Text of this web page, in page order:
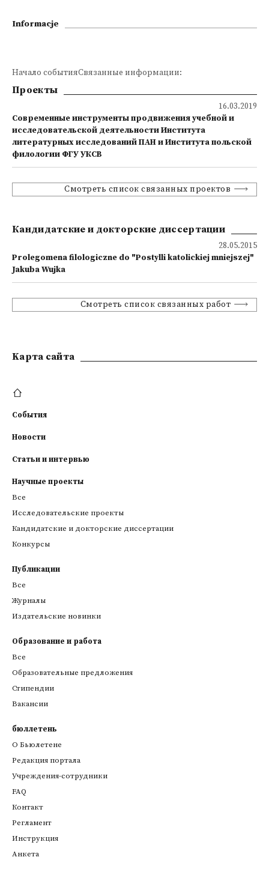
Informacje
Начало событияСвязанные информации:
Проекты
16.03.2019
Современные инструменты продвижения учебной и
исследовательской деятельности Института
литературных исследований ПАН и Института польской
филологии ФГУ УКСВ
Смотреть список связанных проектов
Кандидатские и докторские диссертации
28.05.2015
Prolegomena filologiczne do "Postylli katolickiej mniejszej"
Jakuba Wujka
Смотреть список связанных работ
Kарта сайта
События
Новости
Статьи и интервью
Научные проекты
Все
Исследовательские проекты
Кандидатские и докторские диссертации
Конкурсы
Публикации
Все
Журналы
Издательские новинки
Образование и работа
Все
Образовательные предложения
Стипендии
Вакансии
бюллетень
О Бьюлетене
Редакция портала
Учреждения-сотрудники
FAQ
Контакт
Регламент
Инструкция
Анкета